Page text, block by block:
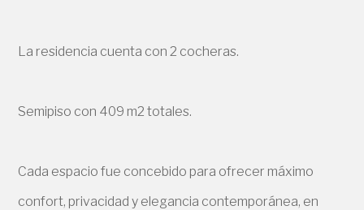
La residencia cuenta con 2 cocheras.
Semipiso con 409 m2 totales.
Cada espacio fue concebido para ofrecer máximo
confort, privacidad y elegancia contemporánea, en